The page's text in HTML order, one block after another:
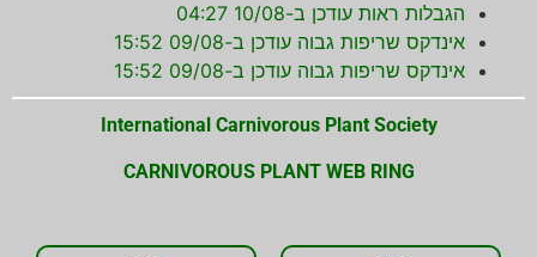
הגבלות ראות עודכן ב-10/08 04:27
אינדקס שריפות גבוה עודכן ב-09/08 15:52
אינדקס שריפות גבוה עודכן ב-09/08 15:52
International Carnivorous Plant Society
CARNIVOROUS PLANT WEB RING